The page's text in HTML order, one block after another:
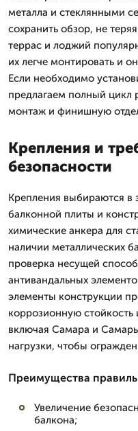
металла и стеклянными
сохранить обзор, не
террас и лоджий
их легче монтировать и
Если необходимо
предлагаем полный цикл
монтаж и финишную
Крепления и
безопасности
Крепления выбираются в
балконной плиты и
химические анкера для
наличии металлических
проверка несущей
антивандальных
элементы конструкции
коррозионную стойкость
включая Самара и
нагрузки, чтобы
Преимущества
Увеличение
балкона;